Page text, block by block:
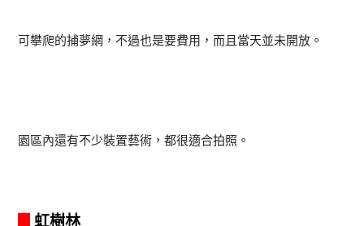
可攀爬的捕夢網，不過也是要費用，而且當天並未開放。
園區內還有不少裝置藝術，都很適合拍照。
虹樹林